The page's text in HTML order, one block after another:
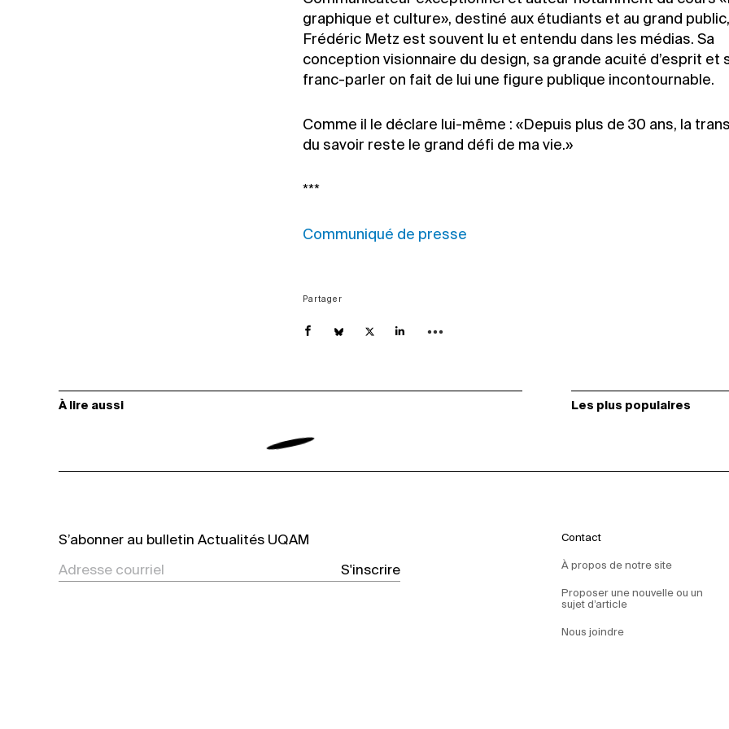
graphique et culture», destiné aux étudiants et au grand public,
Frédéric Metz est souvent lu et entendu dans les médias. Sa
conception visionnaire du design, sa grande acuité d’esprit et
franc-parler on fait de lui une figure publique incontournable.
Comme il le déclare lui-même : «Depuis plus de 30 ans, la
du savoir reste le grand défi de ma vie.»
***
Communiqué de presse
Partager
À lire aussi Les plus populaires
S’abonner au bulletin Actualités UQAM
S'inscrire
Contact
À propos de notre site
Proposer une nouvelle ou un
sujet d’article
Nous joindre